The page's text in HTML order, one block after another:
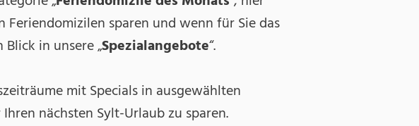
sparen und wenn für Sie das
in unsere „Spezialangebote“.
mit Specials in ausgewählten
nächsten Sylt-Urlaub zu sparen.